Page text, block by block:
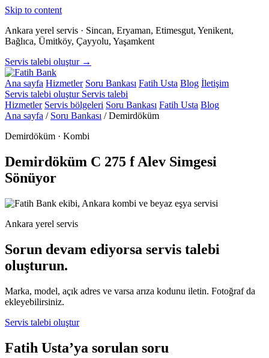
Skip to content
Ankara yerel servis · Sincan, Eryaman, Etimesgut, Yenikent,
Bağlıca, Ümitköy, Çayyolu, Yaşamkent
Servis talebi oluştur →
Ana sayfa Hizmetler Soru Bankası Fatih Usta Blog İletişim
Servis talebi oluştur Servis talebi
Hizmetler Servis bölgeleri Soru Bankası Fatih Usta Blog
Ana sayfa / Soru Bankası / Demirdöküm
Demirdöküm · Kombi
Demirdöküm C 275 f Alev Simgesi
Sönüyor
Ankara yerel servis
Sorun devam ediyorsa servis talebi
oluşturun.
Marka, model, açık adres ve varsa arıza kodunu iletin. Fotoğraf da
ekleyebilirsiniz.
Servis talebi oluştur
Fatih Usta’ya sorulan soru